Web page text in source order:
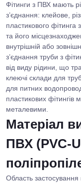
Фітинги з ПВХ мають
з’єднання: клейове,
пластикового фітинга
та його
внутрішній або
з’єднання труби з
від виду рідини, що
клеючі склади для
для питних
пластикових фітингів
металевими.
Матеріал
ПВХ (PVC-
Область застосування